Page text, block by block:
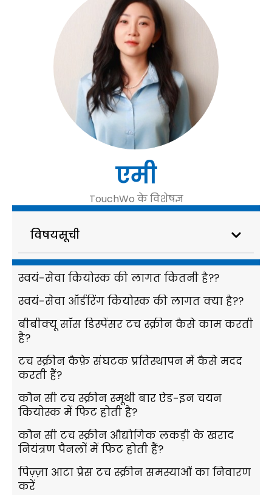
एमी
TouchWo के विशेषज्ञ
विषयसूची
स्वयं-सेवा कियोस्क की लागत कितनी है??
स्वयं-सेवा ऑर्डरिंग कियोस्क की लागत क्या है??
बीबीक्यू सॉस डिस्पेंसर टच स्क्रीन कैसे काम करती
है?
टच स्क्रीन कैफ़े संघटक प्रतिस्थापन में कैसे मदद
करती हैं?
कौन सी टच स्क्रीन स्मूथी बार ऐड-इन चयन
कियोस्क में फिट होती है?
कौन सी टच स्क्रीन औद्योगिक लकड़ी के खराद
नियंत्रण पैनलों में फिट होती हैं?
पिज़्ज़ा आटा प्रेस टच स्क्रीन समस्याओं का निवारण
करें